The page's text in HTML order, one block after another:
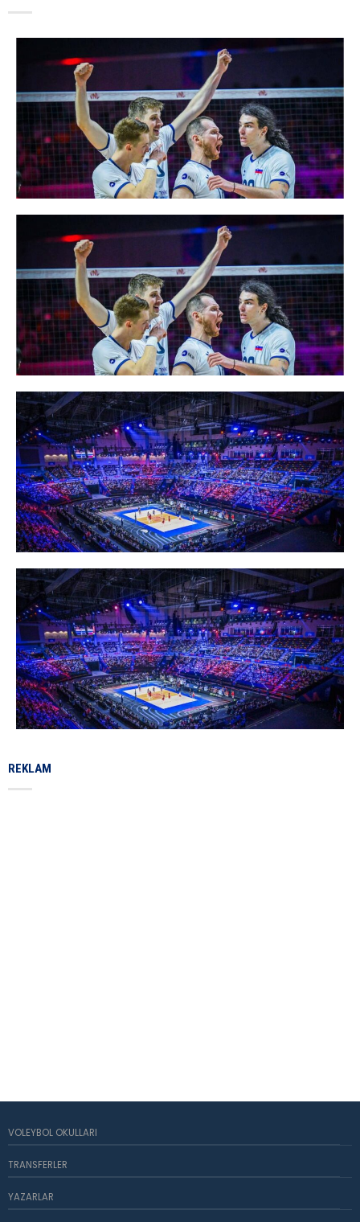
REKLAM
VOLEYBOL OKULLARI
TRANSFERLER
YAZARLAR